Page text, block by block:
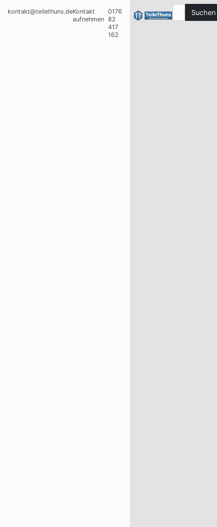
kontakt@teilethuns.deKontakt
aufnehmen
0176
82
417
162
Suchen